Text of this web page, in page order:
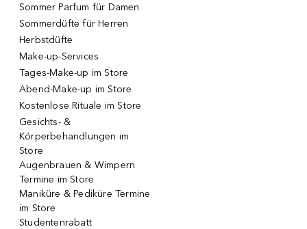
Sommer Parfum für Damen
Sommerdüfte für Herren
Herbstdüfte
Make-up-Services
Tages-Make-up im Store
Abend-Make-up im Store
Kostenlose Rituale im Store
Gesichts- &
Körperbehandlungen im
Store
Augenbrauen & Wimpern
Termine im Store
Maniküre & Pediküre Termine
im Store
Studentenrabatt